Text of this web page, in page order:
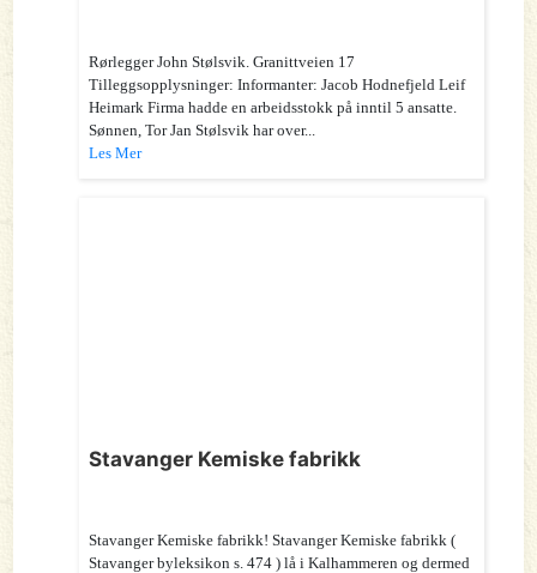
Rørlegger John Stølsvik. Granittveien 17
Tilleggsopplysninger: Informanter: Jacob Hodnefjeld Leif
Heimark Firma hadde en arbeidsstokk på inntil 5 ansatte.
Sønnen, Tor Jan Stølsvik har over...
Les Mer
Stavanger Kemiske fabrikk
Stavanger Kemiske fabrikk! Stavanger Kemiske fabrikk (
Stavanger byleksikon s. 474 ) lå i Kalhammeren og dermed